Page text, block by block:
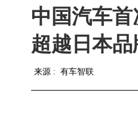
中国汽车
超越日本
来源 : 有车智联